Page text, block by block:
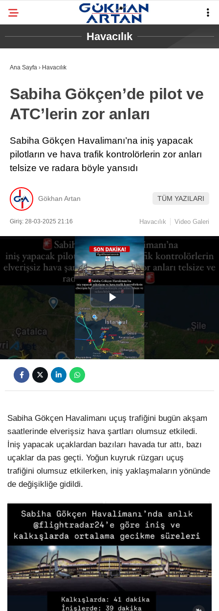
Havacılık
Ana Sayfa › Havacılık
Sabiha Gökçen’de pilot ve
ATC’lerin zor anları
Sabiha Gökçen Havalimanı’na iniş yapacak
pilotların ve hava trafik kontrolörlerin zor anları
telsize ve radara böyle yansıdı
Gökhan Artan TÜM YAZILARI
Giriş: 28-03-2025 21:16 Havacılık Video Galeri
Play
Video
Sabiha Gökçen Havalimanı uçuş trafiğini bugün akşam
saatlerinde elverişsiz hava şartları olumsuz etkiledi.
İniş yapacak uçaklardan bazıları havada tur attı, bazı
uçaklar da pas geçti. Yoğun kuyruk rüzgarı uçuş
trafiğini olumsuz etkilerken, iniş yaklaşmaların yönünde
de değişikliğe gidildi.